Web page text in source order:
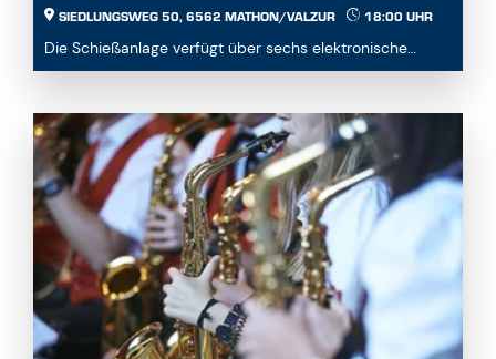
Die Schießanlage verfügt über sechs elektronische